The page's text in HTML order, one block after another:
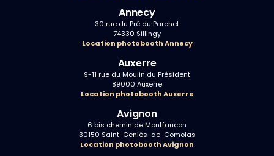
Annecy
30 rue du Pré du Parchet
74330 Sillingy
Location photobooth Annecy
Auxerre
9-11 rue du Moulin du Président
89000 Auxerre
Location photobooth Auxerre
Avignon
6 bis chemin de Montfaucon
30150 Saint-Geniès-de-Comolas
Location photobooth Avignon